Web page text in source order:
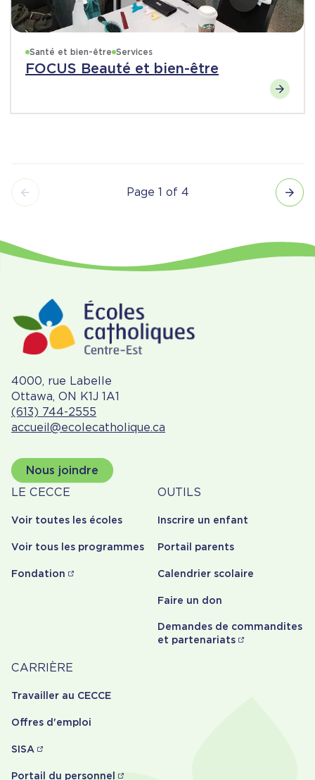
Santé et bien-être Services
FOCUS Beauté et bien-être
Pagination Page 1 of 4
4000, rue Labelle
Ottawa, ON K1J 1A1
(613) 744-2555
accueil@ecolecatholique.ca
Nous joindre
À
propos
LE CECCE
Voir toutes les écoles
Voir tous les programmes
Fondation
Outils
OUTILS
Inscrire un enfant
Portail parents
Calendrier scolaire
Faire un don
Demandes de commandites
et partenariats
Carrière
CARRIÈRE
Travailler au CECCE
Offres d'emploi
SISA
Portail du personnel